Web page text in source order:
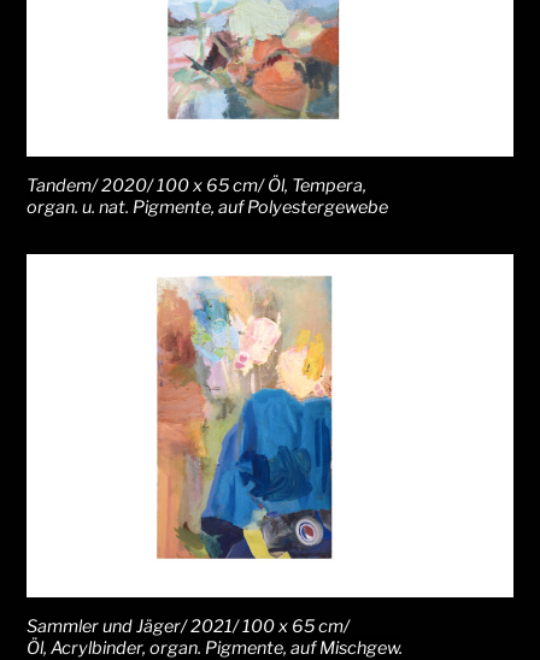
Tandem/ 2020/ 100 x 65 cm/ Öl, Tempera,
organ. u. nat. Pigmente, auf Polyestergewebe
Sammler und Jäger/ 2021/ 100 x 65 cm/
Öl, Acrylbinder, organ. Pigmente, auf Mischgew.